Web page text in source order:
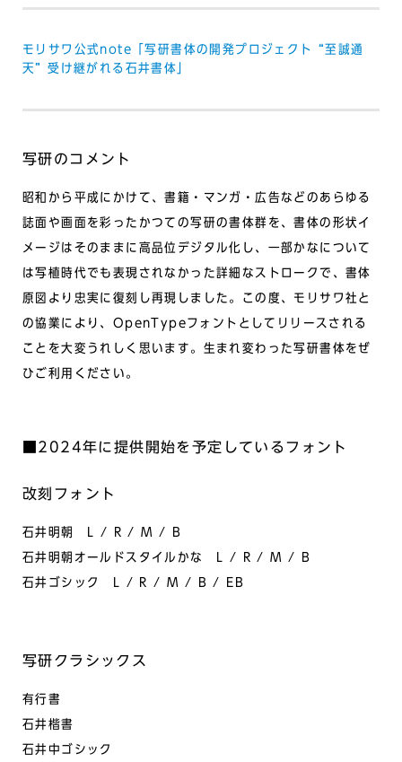
モリサワ公式note「写研書体の開発プロジェクト “至誠通
天” 受け継がれる石井書体」
写研のコメント
昭和から平成にかけて、書籍・マンガ・広告などのあらゆる
誌面や画面を彩ったかつての写研の書体群を、書体の形状イ
メージはそのままに高品位デジタル化し、一部かなについて
は写植時代でも表現されなかった詳細なストロークで、書体
原図より忠実に復刻し再現しました。この度、モリサワ社と
の協業により、OpenTypeフォントとしてリリースされる
ことを大変うれしく思います。生まれ変わった写研書体をぜ
ひご利用ください。
■2024年に提供開始を予定しているフォント
改刻フォント
石井明朝 L / R / M / B
石井明朝オールドスタイルかな L / R / M / B
石井ゴシック L / R / M / B / EB
写研クラシックス
有行書
石井楷書
石井中ゴシック